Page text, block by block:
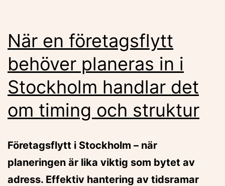
När en företagsflytt
behöver planeras in i
Stockholm handlar det
om timing och struktur
Företagsflytt i Stockholm – när
planeringen är lika viktig som bytet av
adress. Effektiv hantering av tidsramar